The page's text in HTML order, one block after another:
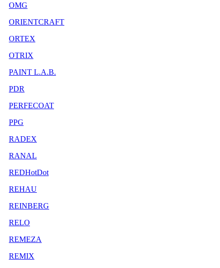
OMG
ORIENTCRAFT
ORTEX
OTRIX
PAINT L.A.B.
PDR
PERFECOAT
PPG
RADEX
RANAL
REDHotDot
REHAU
REINBERG
RELO
REMEZA
REMIX